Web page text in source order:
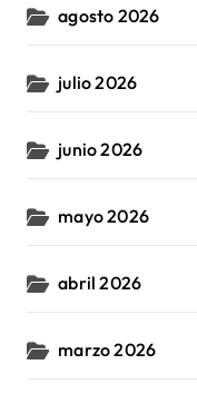
agosto 2026
julio 2026
junio 2026
mayo 2026
abril 2026
marzo 2026